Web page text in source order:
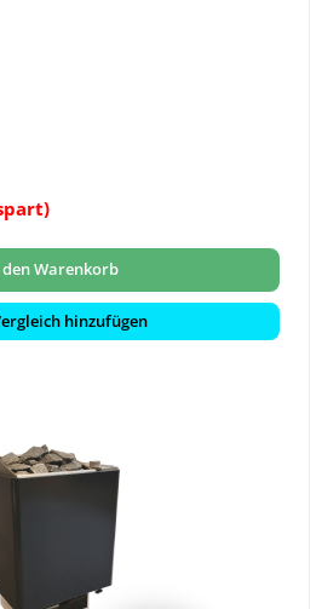
den Warenkorb
hinzufügen